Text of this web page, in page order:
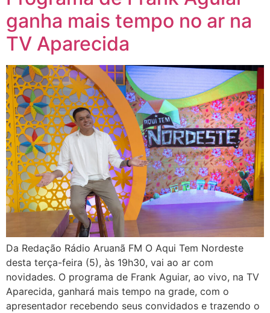
ganha mais tempo no ar na
TV Aparecida
Da Redação Rádio Aruanã FM O Aqui Tem Nordeste
desta terça-feira (5), às 19h30, vai ao ar com
novidades. O programa de Frank Aguiar, ao vivo, na TV
Aparecida, ganhará mais tempo na grade, com o
apresentador recebendo seus convidados e trazendo o